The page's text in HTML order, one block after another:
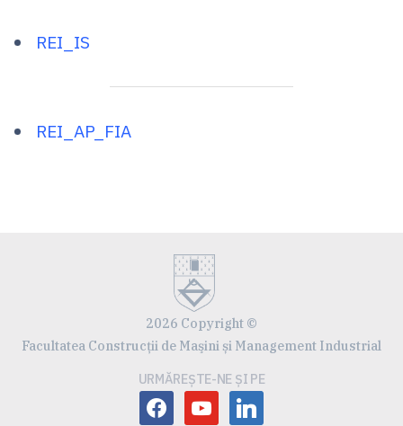
REI_IS
REI_AP_FIA
2026 Copyright ©
Facultatea Construcţii de Maşini și Management Industrial
URMĂREȘTE-NE ȘI PE
facebookyoutubelinkedin